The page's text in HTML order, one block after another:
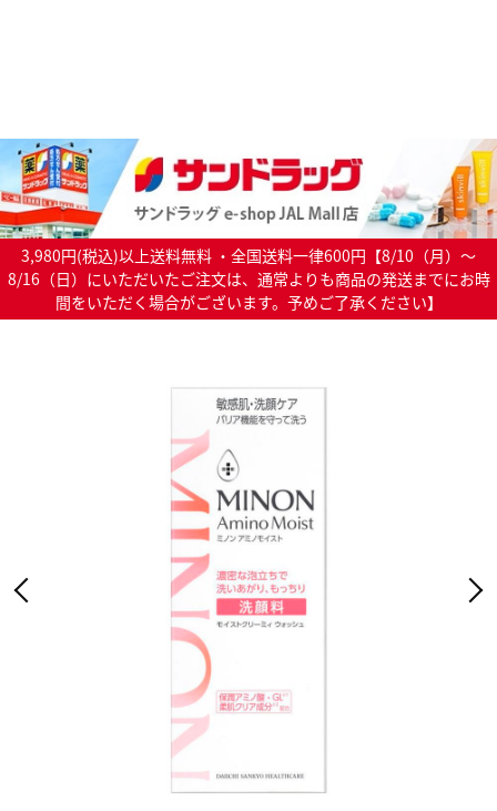
3,980円(税込)以上送料無料 ・全国送料一律600円【8/10（月）～
8/16（日）にいただいたご注文は、通常よりも商品の発送までにお時
間をいただく場合がございます。予めご了承ください】